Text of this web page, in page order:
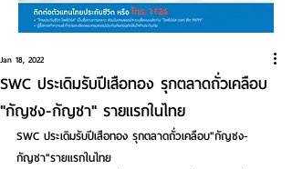
SWC ประเดิมรับปีเสือทอง รุกตลาดถั่วเคลือบ
"กัญชง-กัญชา" รายแรกในไทย
Jan 18, 2022
SWC ประเดิมรับปีเสือทอง รุกตลาดถั่วเคลือบ"กัญชง-
กัญชา"รายแรกในไทย